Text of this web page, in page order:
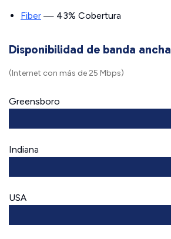
Fiber — 43% Cobertura
Disponibilidad de banda ancha
(Internet con más de 25 Mbps)
Greensboro
Indiana
USA